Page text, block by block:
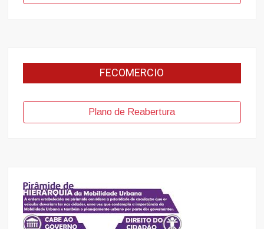
FECOMERCIO
Plano de Reabertura